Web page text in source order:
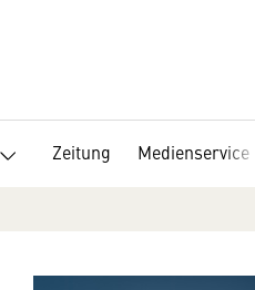
Zeitung Medienservice